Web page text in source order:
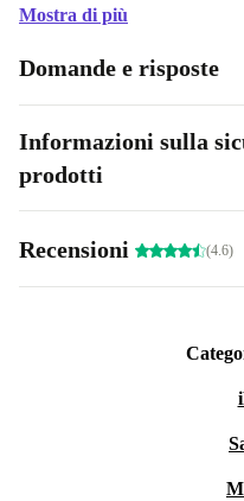
Mostra di più
Domande e risposte
Informazioni sulla
prodotti
Recensioni (4.6)